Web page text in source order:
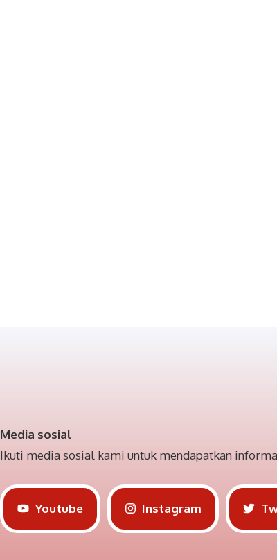
Media sosial
Ikuti media sosial kami untuk mendapatkan
Youtube Instagram